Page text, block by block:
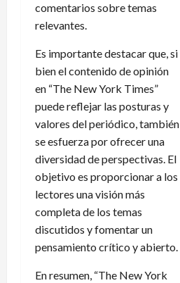
comentarios sobre temas
relevantes.
Es importante destacar que, si
bien el contenido de opinión
en “The New York Times”
puede reflejar las posturas y
valores del periódico, también
se esfuerza por ofrecer una
diversidad de perspectivas. El
objetivo es proporcionar a los
lectores una visión más
completa de los temas
discutidos y fomentar un
pensamiento crítico y abierto.
En resumen, “The New York